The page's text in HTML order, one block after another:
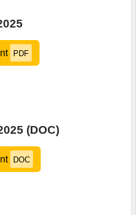
PDF
(DOC)
DOC